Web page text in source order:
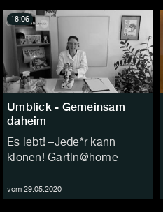
Umblick - Gemeinsam
daheim
Es lebt! –Jede*r kann
klonen! Gartln@home
vom 29.05.2020
18:06